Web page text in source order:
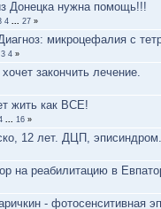
Донецка нужна помощь!!!
4 ... 27 »
микроцефалия с
3 4 »
закончить лечение.
жить как ВСЕ!
... 16 »
12 лет. ДЦП, эписиндром.
на реабилитацию в
- фотосенситивная